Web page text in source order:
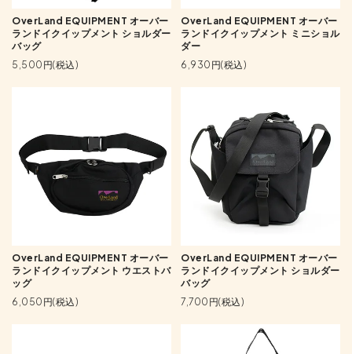
OverLand EQUIPMENT オーバー
ランドイクイップメント ショルダー
バッグ
5,500円(税込)
OverLand EQUIPMENT オーバー
ランドイクイップメント ミニショル
ダー
6,930円(税込)
OverLand EQUIPMENT オーバー
ランドイクイップメント ウエストバ
ッグ
6,050円(税込)
OverLand EQUIPMENT オーバー
ランドイクイップメント ショルダー
バッグ
7,700円(税込)